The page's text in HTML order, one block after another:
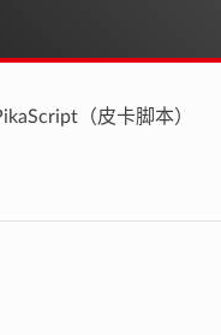
（皮卡脚本）